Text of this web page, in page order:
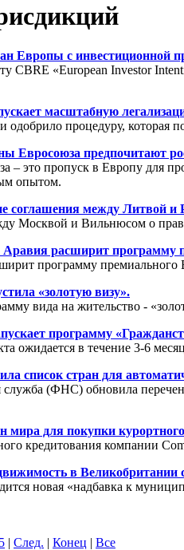
Европы с инвестиционной
CBRE «European Investor
масштабную
одобрило процедуру, которая
Евросоюза предпочитают
– это пропуск в Европу для
опытом.
соглашения между Литвой и
Москвой и Вильнюсом о
Аравия расширит
программу
«золотую визу».
вида на жительство -
программу
ожидается в течение 3-6
список стран для
служба (ФНС) обновила
мира для покупки
кредитования компании
в Великобритании
новая «надбавка к
5 | След. | Конец | Все